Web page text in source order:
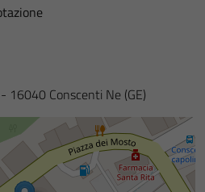
16040 Conscenti Ne (GE)